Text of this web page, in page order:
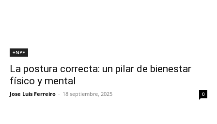
+NPE
La postura correcta: un pilar de bienestar
físico y mental
Jose Luis Ferreiro - 18 septiembre, 2025 0